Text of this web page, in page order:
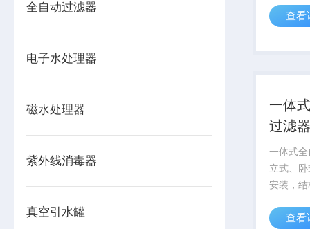
全自动过滤器
电子水处理器
磁水处理器
紫外线消毒器
真空引水罐
定运行
查看
一体
过滤器
一体式
立式、
安装，
等多种
查看